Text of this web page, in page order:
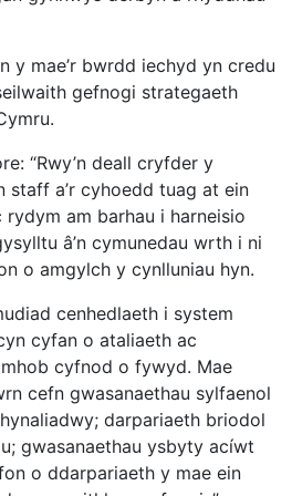
y mae’r bwrdd iechyd yn credu
gefnogi strategaeth
“Rwy’n deall cryfder y
staff a’r cyhoedd tuag at ein
rydym am barhau i harneisio
â’n cymunedau wrth i ni
o amgylch y cynlluniau hyn.
cenhedlaeth i system
cyfan o ataliaeth ac
cyfnod o fywyd. Mae
cefn gwasanaethau sylfaenol
darpariaeth briodol
gwasanaethau ysbyty acíwt
o ddarpariaeth y mae ein